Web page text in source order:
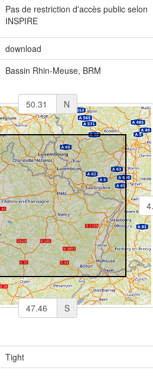
Pas de restriction d'accès public selon
INSPIRE
download
Bassin Rhin-Meuse, BRM
N
S
Tight